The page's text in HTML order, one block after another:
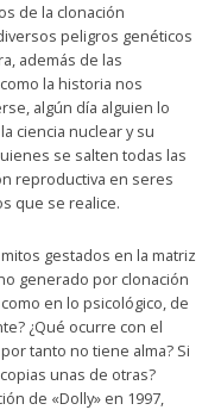
de la clonación
peligros genéticos
además de las
la historia nos
algún día alguien lo
ciencia nuclear y su
se salten todas las
reproductiva en seres
que se realice.
gestados en la matriz
generado por clonación
en lo psicológico, de
¿Qué ocurre con el
tanto no tiene alma? Si
unas de otras?
de «Dolly» en 1997,